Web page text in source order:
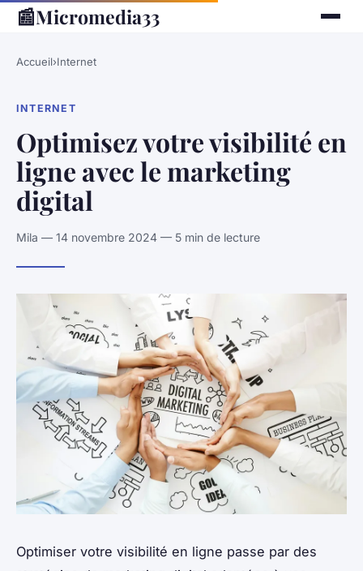
📰Micromedia33
Accueil›Internet
INTERNET
Optimisez votre visibilité en
ligne avec le marketing
digital
Mila — 14 novembre 2024 — 5 min de lecture
Optimiser votre visibilité en ligne passe par des